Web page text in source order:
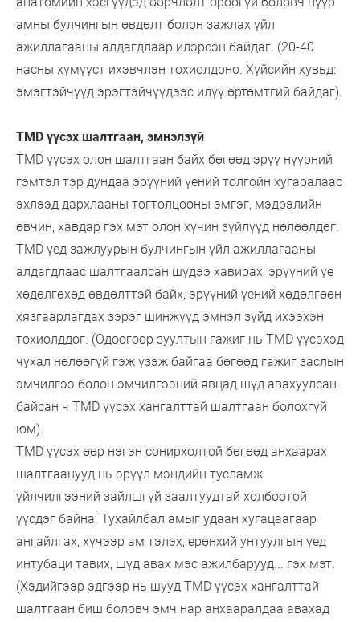
амны булчингын өвдөлт болон зажлах үйл
ажиллагааны алдагдлаар илэрсэн байдаг. (20-40
насны хүмүүст ихэвчлэн тохиолдоно. Хүйсийн хувьд:
эмэгтэйчүүд эрэгтэйчүүдээс илүү өртөмтгий байдаг).
TMD үүсэх шалтгаан, эмнэлзүй
TMD үүсэх олон шалтгаан байх бөгөөд эрүү нүүрний
гэмтэл тэр дундаа эрүүний үений толгойн хугаралаас
эхлээд дархлааны тогтолцооны эмгэг, мэдрэлийн
өвчин, хавдар гэх мэт олон хүчин зүйлүүд нөлөөлдөг.
TMD үед зажлуурын булчингын үйл ажиллагааны
алдагдлаас шалтгаалсан шүдээ хавирах, эрүүний үе
хөдөлгөхөд өвдөлттэй байх, эрүүний үений хөдөлгөөн
хязгаарлагдах зэрэг шинжүүд эмнэл зүйд ихээхэн
тохиолддог. (Одоогоор зуултын гажиг нь TMD үүсэхэд
чухал нөлөөгүй гэж үзэж байгаа бөгөөд гажиг заслын
эмчилгээ болон эмчилгээний явцад шүд авахуулсан
байсан ч TMD үүсэх хангалттай шалтгаан болохгүй
юм).
TMD үүсэх өөр нэгэн сонирхолтой бөгөөд анхаарах
шалтгаанууд нь эрүүл мэндийн тусламж
үйлчилгээний зайлшгүй заалтуудтай холбоотой
үүсдэг байна. Тухайлбал амыг удаан хугацаагаар
ангайлгах, хүчээр ам тэлэх, ерөнхий унтуулгын үед
интубаци тавих, шүд авах мэс ажилбарууд... гэх мэт.
(Хэдийгээр эдгээр нь шууд TMD үүсэх хангалттай
шалтгаан биш боловч эмч нар анхааралдаа авахад